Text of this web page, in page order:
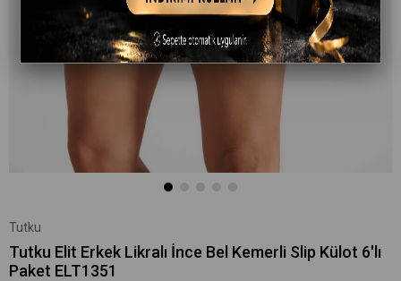
Tutku
Tutku Elit Erkek Likralı İnce Bel Kemerli Slip Külot 6'lı
Paket ELT1351